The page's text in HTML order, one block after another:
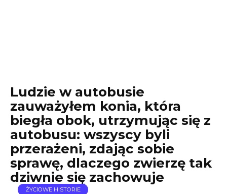
Ludzie w autobusie
zauważyłem konia, która
biegła obok, utrzymując się z
autobusu: wszyscy byli
przerażeni, zdając sobie
sprawę, dlaczego zwierzę tak
dziwnie się zachowuje
ŻYCIOWE HISTORIE